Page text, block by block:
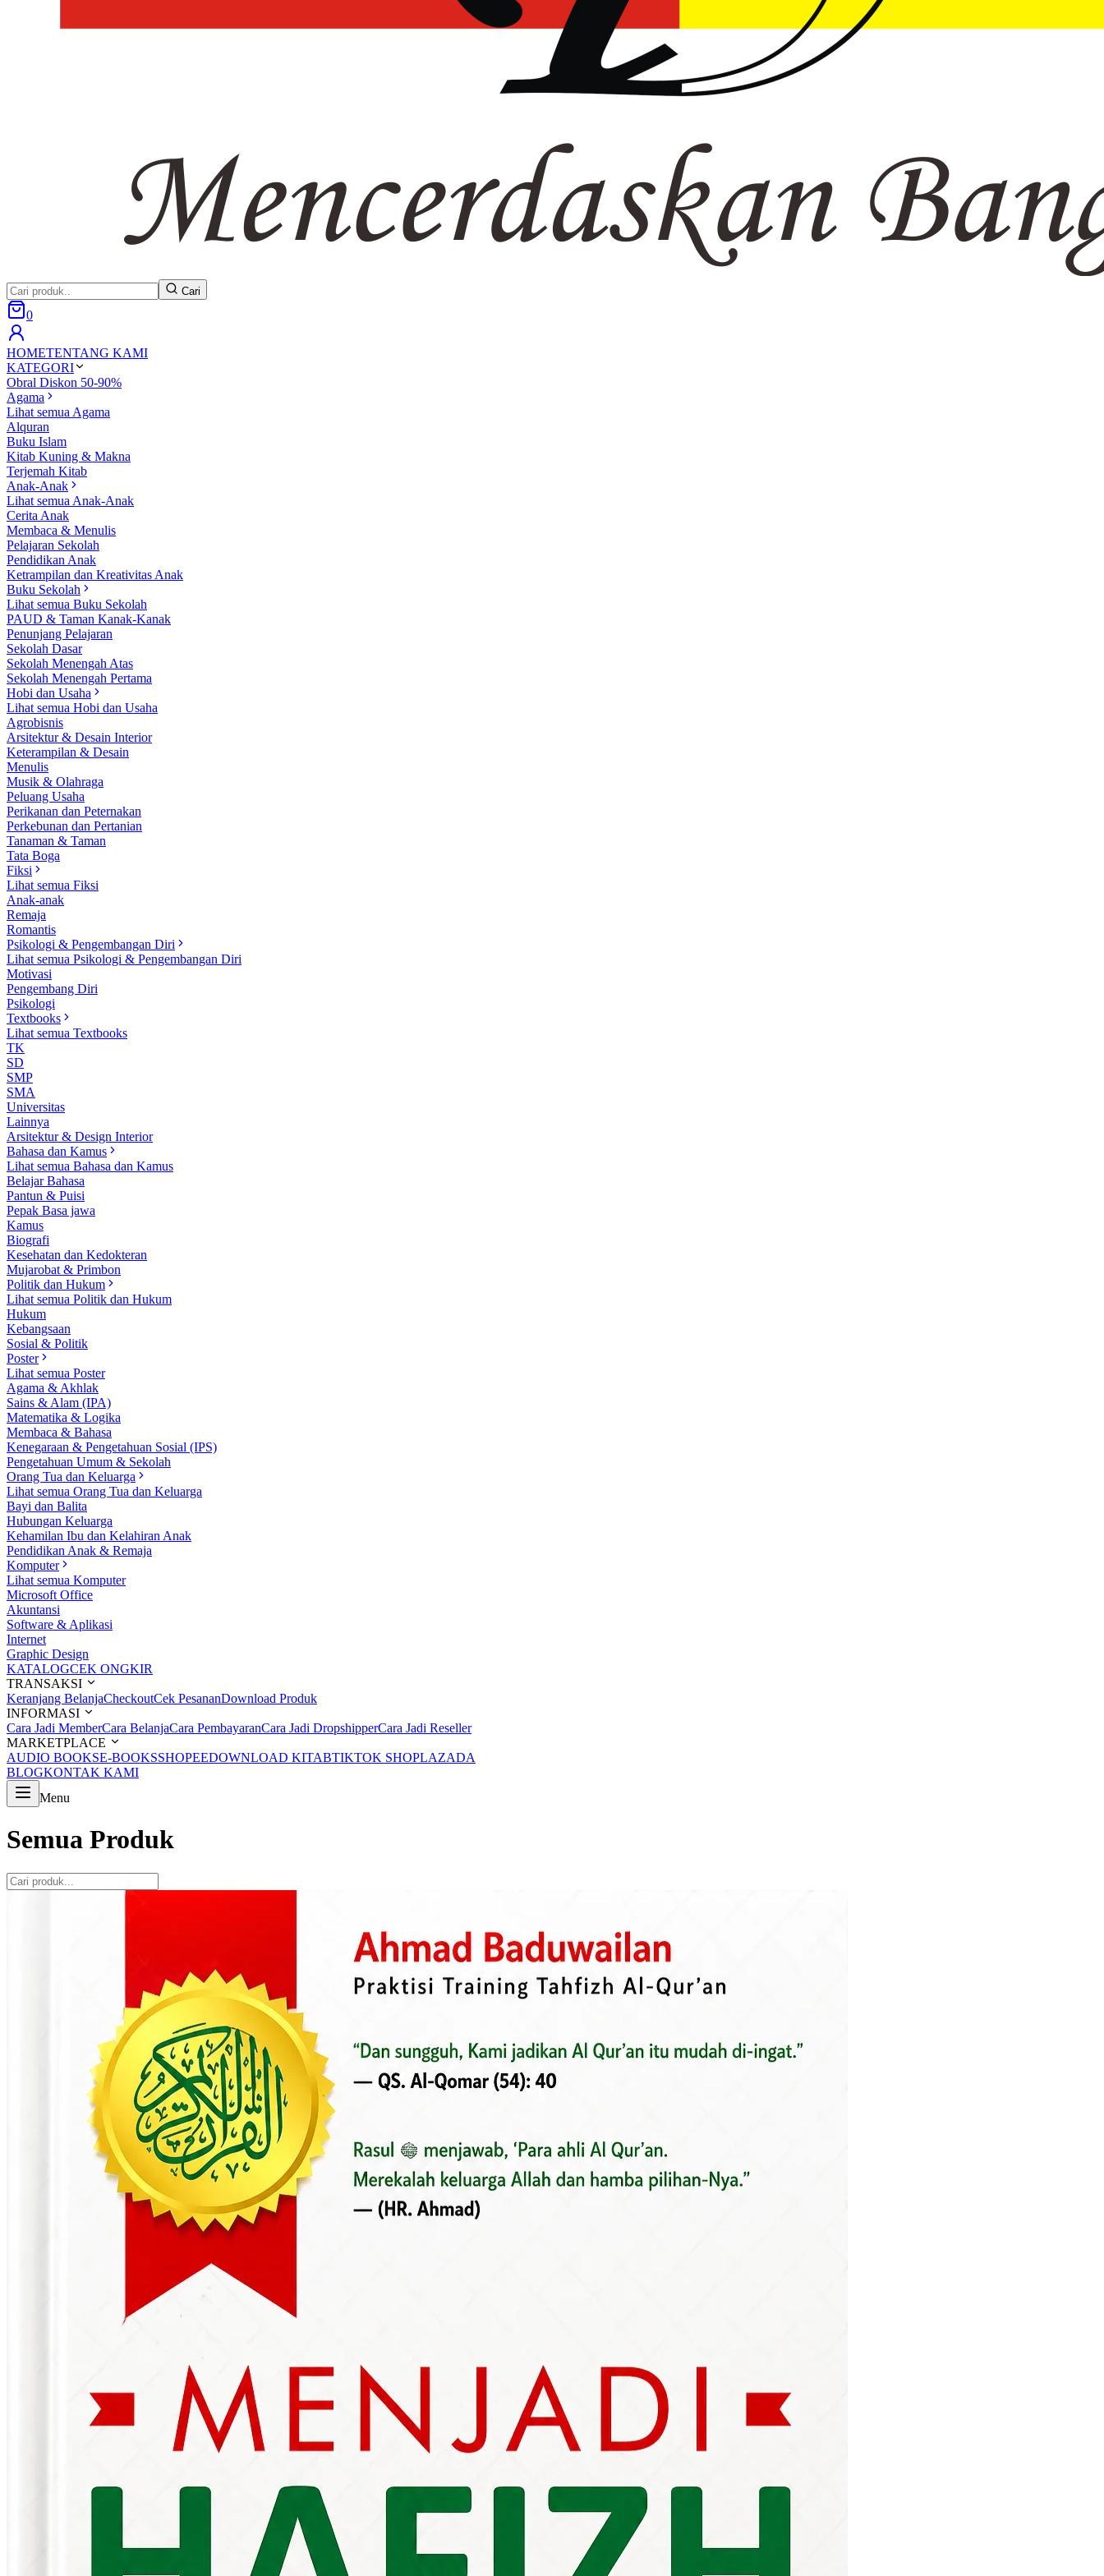
Cari
0
HOMETENTANG KAMI
KATEGORI
Obral Diskon 50-90%
Agama
Lihat semua Agama
Alquran
Buku Islam
Kitab Kuning & Makna
Terjemah Kitab
Anak-Anak
Lihat semua Anak-Anak
Cerita Anak
Membaca & Menulis
Pelajaran Sekolah
Pendidikan Anak
Ketrampilan dan Kreativitas Anak
Buku Sekolah
Lihat semua Buku Sekolah
PAUD & Taman Kanak-Kanak
Penunjang Pelajaran
Sekolah Dasar
Sekolah Menengah Atas
Sekolah Menengah Pertama
Hobi dan Usaha
Lihat semua Hobi dan Usaha
Agrobisnis
Arsitektur & Desain Interior
Keterampilan & Desain
Menulis
Musik & Olahraga
Peluang Usaha
Perikanan dan Peternakan
Perkebunan dan Pertanian
Tanaman & Taman
Tata Boga
Fiksi
Lihat semua Fiksi
Anak-anak
Remaja
Romantis
Psikologi & Pengembangan Diri
Lihat semua Psikologi & Pengembangan Diri
Motivasi
Pengembang Diri
Psikologi
Textbooks
Lihat semua Textbooks
TK
SD
SMP
SMA
Universitas
Lainnya
Arsitektur & Design Interior
Bahasa dan Kamus
Lihat semua Bahasa dan Kamus
Belajar Bahasa
Pantun & Puisi
Pepak Basa jawa
Kamus
Biografi
Kesehatan dan Kedokteran
Mujarobat & Primbon
Politik dan Hukum
Lihat semua Politik dan Hukum
Hukum
Kebangsaan
Sosial & Politik
Poster
Lihat semua Poster
Agama & Akhlak
Sains & Alam (IPA)
Matematika & Logika
Membaca & Bahasa
Kenegaraan & Pengetahuan Sosial (IPS)
Pengetahuan Umum & Sekolah
Orang Tua dan Keluarga
Lihat semua Orang Tua dan Keluarga
Bayi dan Balita
Hubungan Keluarga
Kehamilan Ibu dan Kelahiran Anak
Pendidikan Anak & Remaja
Komputer
Lihat semua Komputer
Microsoft Office
Akuntansi
Software & Aplikasi
Internet
Graphic Design
KATALOGCEK ONGKIR
TRANSAKSI
Keranjang BelanjaCheckoutCek PesananDownload Produk
INFORMASI
Cara Jadi MemberCara BelanjaCara PembayaranCara Jadi DropshipperCara Jadi Reseller
MARKETPLACE
AUDIO BOOKSE-BOOKSSHOPEEDOWNLOAD KITABTIKTOK SHOPLAZADA
BLOGKONTAK KAMI
Menu
Semua Produk